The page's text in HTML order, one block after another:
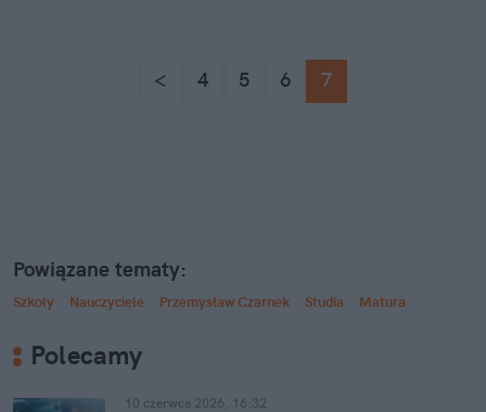
< 4 5 6 7
Powiązane tematy:
Szkoły Nauczyciele Przemysław Czarnek Studia Matura
Polecamy
10 czerwca 2026, 16:32